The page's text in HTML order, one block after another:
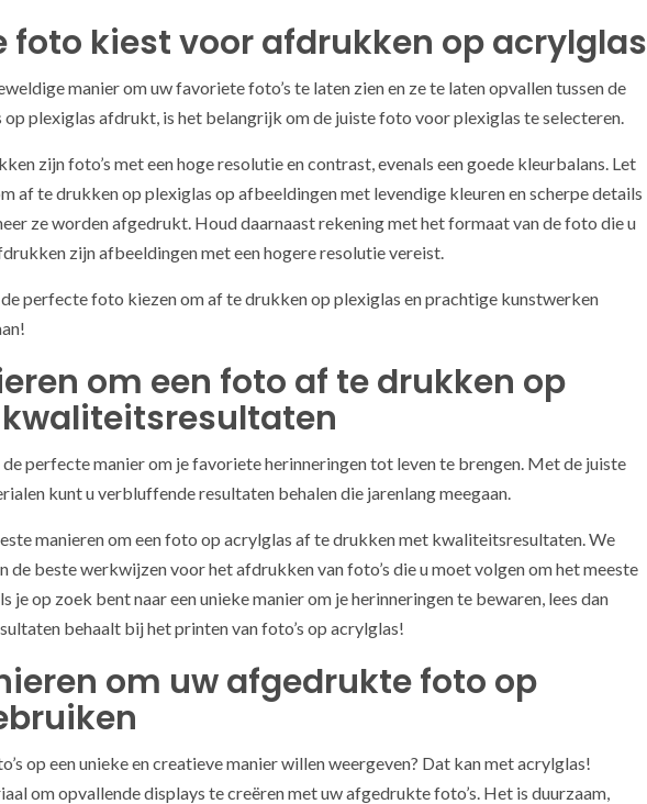
foto kiest voor afdrukken op acrylglas
manier om uw favoriete foto’s te laten zien en ze te laten opvallen tussen de
op plexiglas afdrukt, is het belangrijk om de juiste foto voor plexiglas te selecteren.
zijn foto’s met een hoge resolutie en contrast, evenals een goede kleurbalans. Let
af te drukken op plexiglas op afbeeldingen met levendige kleuren en scherpe details
ze worden afgedrukt. Houd daarnaast rekening met het formaat van de foto die u
zijn afbeeldingen met een hogere resolutie vereist.
perfecte foto kiezen om af te drukken op plexiglas en prachtige kunstwerken
om een foto af te drukken op
de perfecte manier om je favoriete herinneringen tot leven te brengen. Met de juiste
kunt u verbluffende resultaten behalen die jarenlang meegaan.
manieren om een foto op acrylglas af te drukken met kwaliteitsresultaten. We
de beste werkwijzen voor het afdrukken van foto’s die u moet volgen om het meeste
je op zoek bent naar een unieke manier om je herinneringen te bewaren, lees dan
behaalt bij het printen van foto’s op acrylglas!
om uw afgedrukte foto op
op een unieke en creatieve manier willen weergeven? Dat kan met acrylglas!
om opvallende displays te creëren met uw afgedrukte foto’s. Het is duurzaam,